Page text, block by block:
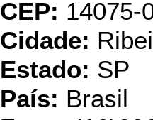
CEP: 14075-
Cidade:
Estado: SP
País: Brasil